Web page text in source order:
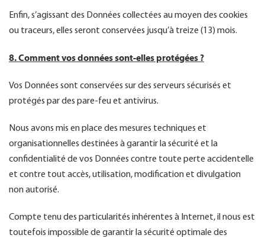
Enfin, s’agissant des Données collectées au moyen des cookies
ou traceurs, elles seront conservées jusqu’à treize (13) mois.
8. Comment vos données sont-elles protégées ?
Vos Données sont conservées sur des serveurs sécurisés et
protégés par des pare-feu et antivirus.
Nous avons mis en place des mesures techniques et
organisationnelles destinées à garantir la sécurité et la
confidentialité de vos Données contre toute perte accidentelle
et contre tout accès, utilisation, modification et divulgation
non autorisé.
Compte tenu des particularités inhérentes à Internet, il nous est
toutefois impossible de garantir la sécurité optimale des